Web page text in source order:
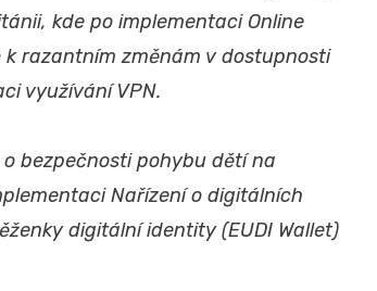
kde po implementaci Online
razantním změnám v dostupnosti
využívání VPN.
bezpečnosti pohybu dětí na
Nařízení o digitálních
digitální identity (EUDI Wallet)